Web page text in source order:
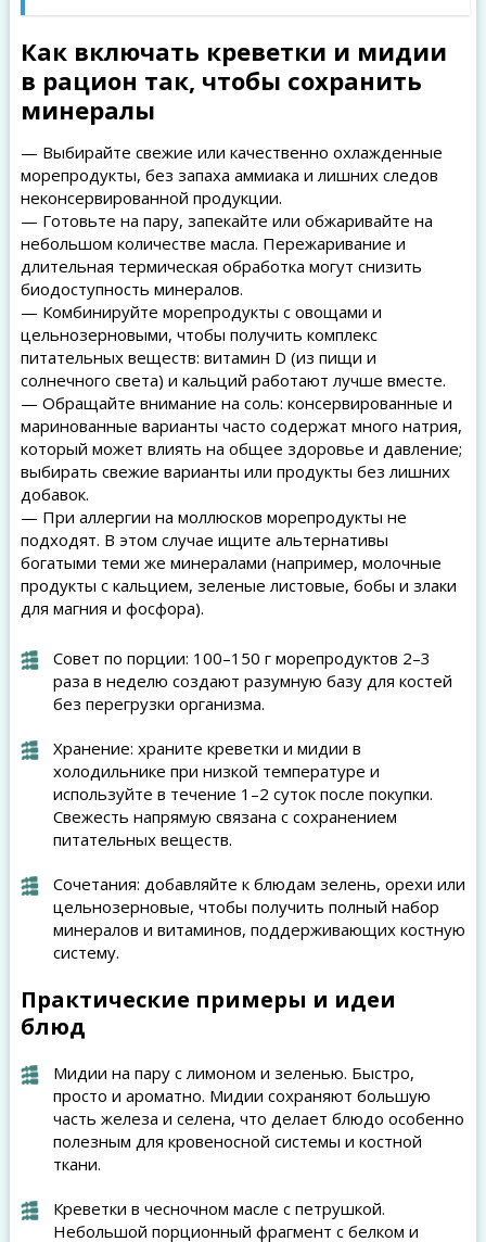
Как включать креветки и мидии
в рацион так, чтобы сохранить
минералы
— Выбирайте свежие или качественно охлажденные
морепродукты, без запаха аммиака и лишних следов
неконсервированной продукции.
— Готовьте на пару, запекайте или обжаривайте на
небольшом количестве масла. Пережаривание и
длительная термическая обработка могут снизить
биодоступность минералов.
— Комбинируйте морепродукты с овощами и
цельнозерновыми, чтобы получить комплекс
питательных веществ: витамин D (из пищи и
солнечного света) и кальций работают лучше вместе.
— Обращайте внимание на соль: консервированные и
маринованные варианты часто содержат много натрия,
который может влиять на общее здоровье и давление;
выбирать свежие варианты или продукты без лишних
добавок.
— При аллергии на моллюсков морепродукты не
подходят. В этом случае ищите альтернативы
богатыми теми же минералами (например, молочные
продукты с кальцием, зеленые листовые, бобы и злаки
для магния и фосфора).
Совет по порции: 100–150 г морепродуктов 2–3
раза в неделю создают разумную базу для костей
без перегрузки организма.
Хранение: храните креветки и мидии в
холодильнике при низкой температуре и
используйте в течение 1–2 суток после покупки.
Свежесть напрямую связана с сохранением
питательных веществ.
Сочетания: добавляйте к блюдам зелень, орехи или
цельнозерновые, чтобы получить полный набор
минералов и витаминов, поддерживающих костную
систему.
Практические примеры и идеи
блюд
Мидии на пару с лимоном и зеленью. Быстро,
просто и ароматно. Мидии сохраняют большую
часть железа и селена, что делает блюдо особенно
полезным для кровеносной системы и костной
ткани.
Креветки в чесночном масле с петрушкой.
Небольшой порционный фрагмент с белком и